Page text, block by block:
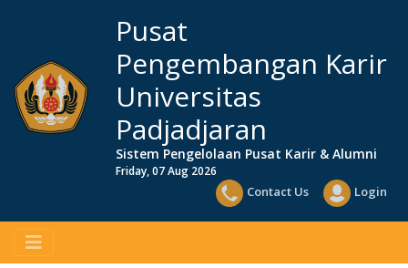
Pusat
Pengembangan Karir
Universitas
Padjadjaran
Sistem Pengelolaan Pusat Karir & Alumni
Friday, 07 Aug 2026
Contact Us Login